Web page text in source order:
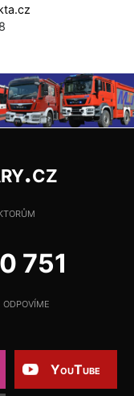
751
YouTube